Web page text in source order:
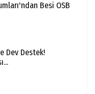
Besi OSB
Dev Destek!